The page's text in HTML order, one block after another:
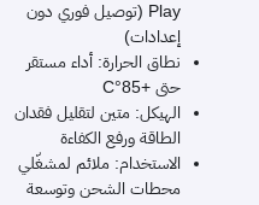
Play (توصيل فوري دون
إعدادات)
نطاق الحرارة: أداء مستقر
حتى +85°C
الهيكل: متين لتقليل فقدان
الطاقة ورفع الكفاءة
الاستخدام: ملائم لمشغّلي
محطات الشحن وتوسعة